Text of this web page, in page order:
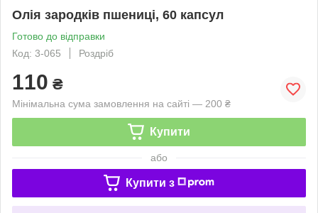
Олія зародків пшениці, 60 капсул
Готово до відправки
Код: 3-065
Роздріб
110 ₴
Мінімальна сума замовлення на сайті — 200 ₴
Купити
або
Купити з